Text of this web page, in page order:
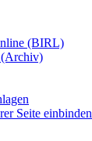
(BIRL)
(Archiv)
Seite einbinden